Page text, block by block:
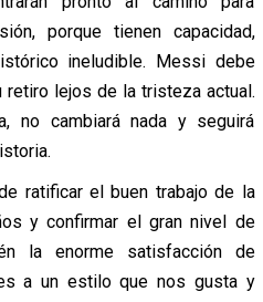
porque tienen capacidad,
ineludible. Messi debe
retiro lejos de la tristeza actual.
no cambiará nada y seguirá
ratificar el buen trabajo de la
y confirmar el gran nivel de
la enorme satisfacción de
a un estilo que nos gusta y